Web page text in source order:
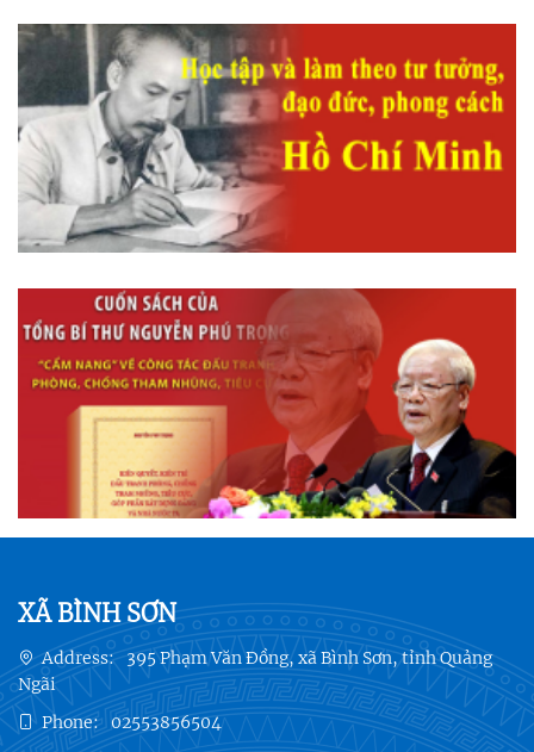
XÃ BÌNH SƠN
Address: 395 Phạm Văn Đồng, xã Bình Sơn, tỉnh Quảng
Ngãi
Phone: 02553856504